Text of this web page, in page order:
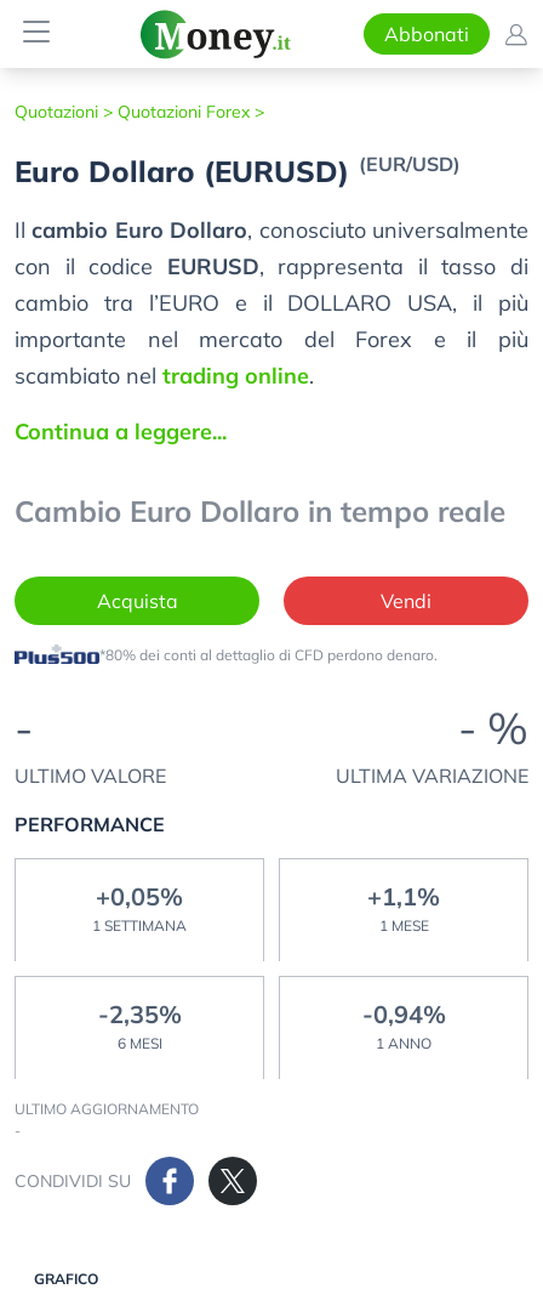
Abbonati
Quotazioni > Quotazioni Forex >
Euro Dollaro (EURUSD) (EUR/USD)
Ilcambio Euro Dollaro, conosciuto universalmente
con il codice EURUSD, rappresenta il tasso di
cambio tra l’EURO e il DOLLARO USA, il più
importante nel mercato del Forex e il più
scambiato nel trading online.
Continua a leggere...
Cambio Euro Dollaro in tempo reale
Acquista Vendi
*80% dei conti al dettaglio di CFD perdono denaro.
-
ULTIMO VALORE
- %
ULTIMA VARIAZIONE
PERFORMANCE
+0,05%
1 SETTIMANA
+1,1%
1 MESE
-2,35%
6 MESI
-0,94%
1 ANNO
ULTIMO AGGIORNAMENTO
-
CONDIVIDI SU
GRAFICO